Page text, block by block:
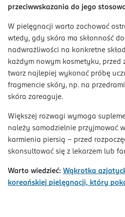
przeciwwskazania do jego
W pielęgnacji warto zachować
wtedy, gdy skóra ma skłonność
nadwrażliwości na konkretne
każdym nowym kosmetyku, przed
twarz najlepiej wykonać próbę
fragmencie skóry, np. na
skóra zareaguje.
Większej rozwagi wymaga
należy samodzielnie przyjmować
karmienia piersią – przed
skonsultować się z lekarzem lub
Warto wiedzieć: Wąkrotka
koreańskiej pielęgnacji, który